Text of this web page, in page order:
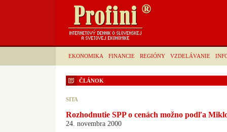
EKONOMIKA FINANCIE REGIÓNY VZDELÁVANIE
ČLÁNOK
SITA
Rozhodnutie SPP o cenách možno podľa
24. novembra 2000